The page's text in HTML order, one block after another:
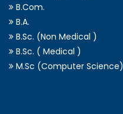
B.Com.
B.A.
B.Sc. (Non Medical )
B.Sc. ( Medical )
M.Sc (Computer Science)